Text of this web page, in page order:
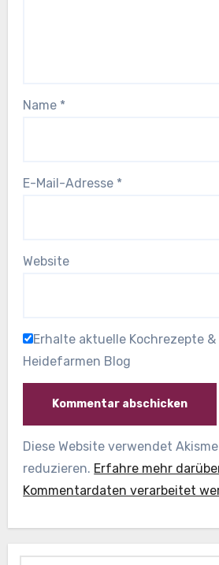
Name *
E-Mail-Adresse *
Website
Erhalte aktuelle Kochrezepte
Heidefarmen Blog
Diese Website verwendet
reduzieren. Erfahre mehr
Kommentardaten verarbeitet